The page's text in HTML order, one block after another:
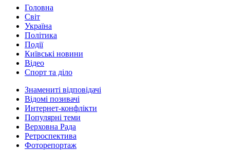
Головна
Світ
Україна
Політика
Події
Київські новини
Відео
Спорт та діло
Знамениті відповідачі
Відомі позивачі
Интернет-конфлікти
Популярні теми
Верховна Рада
Ретроспектива
Фоторепортаж